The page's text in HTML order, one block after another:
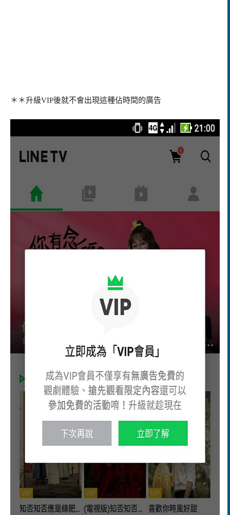
＊＊升級VIP後就不會出現這種佔時間的廣告